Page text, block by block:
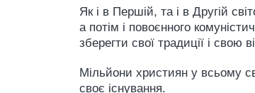
Як і в Першій, та і в Другій
а потім і повоєнного
зберегти свої традиції і свою
Мільйони християн у всьому
своє існування.